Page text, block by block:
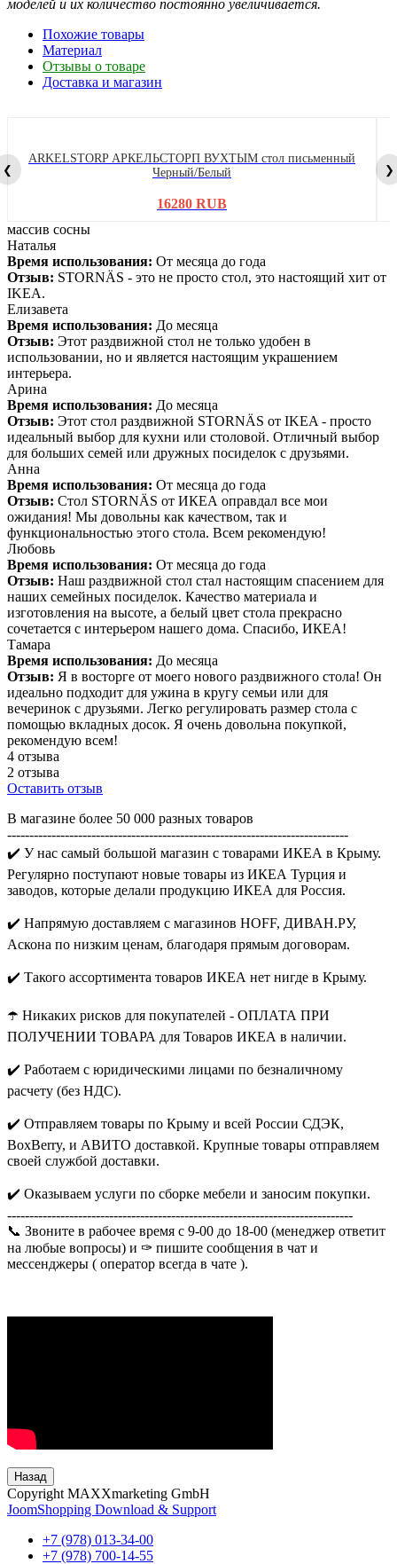
моделей и их количество постоянно увеличивается.
Похожие товары
Материал
Отзывы о товаре
Доставка и магазин
❮
ARKELSTORP АРКЕЛЬСТОРП ВУХТЫМ стол письменный
Черный/Белый
16280 RUB
❯
массив сосны
Наталья
Время использования: От месяца до года
Отзыв: STORNÄS - это не просто стол, это настоящий хит от
IKEA.
Елизавета
Время использования: До месяца
Отзыв: Этот раздвижной стол не только удобен в
использовании, но и является настоящим украшением
интерьера.
Арина
Время использования: До месяца
Отзыв: Этот стол раздвижной STORNÄS от IKEA - просто
идеальный выбор для кухни или столовой. Отличный выбор
для больших семей или дружных посиделок с друзьями.
Анна
Время использования: От месяца до года
Отзыв: Стол STORNÄS от ИКЕА оправдал все мои
ожидания! Мы довольны как качеством, так и
функциональностью этого стола. Всем рекомендую!
Любовь
Время использования: От месяца до года
Отзыв: Наш раздвижной стол стал настоящим спасением для
наших семейных посиделок. Качество материала и
изготовления на высоте, а белый цвет стола прекрасно
сочетается с интерьером нашего дома. Спасибо, ИКЕА!
Тамара
Время использования: До месяца
Отзыв: Я в восторге от моего нового раздвижного стола! Он
идеально подходит для ужина в кругу семьи или для
вечеринок с друзьями. Легко регулировать размер стола с
помощью вкладных досок. Я очень довольна покупкой,
рекомендую всем!
4 отзыва
2 отзыва
Оставить отзыв
В магазине более 50 000 разных товаров
-----------------------------------------------------------------------------
✔️ У нас самый большой магазин с товарами ИКЕА в Крыму.
Регулярно поступают новые товары из ИКЕА Турция и
заводов, которые делали продукцию ИКЕА для Россия.
✔️ Напрямую доставляем с магазинов HOFF, ДИВАН.РУ,
Аскона по низким ценам, благодаря прямым договорам.
✔️ Такого ассортимента товаров ИКЕА нет нигде в Крыму.
☂️ Никаких рисков для покупателей - ОПЛАТА ПРИ
ПОЛУЧЕНИИ ТОВАРА для Товаров ИКЕА в наличии.
✔️ Работаем с юридическими лицами по безналичному
расчету (без НДС).
✔️ Отправляем товары по Крыму и всей России СДЭК,
BoxBerry, и АВИТО доставкой. Крупные товары отправляем
своей службой доставки.
✔️ Оказываем услуги по сборке мебели и заносим покупки.
------------------------------------------------------------------------------
📞 Звоните в рабочее время с 9-00 до 18-00 (менеджер ответит
на любые вопросы) и ✑ пишите сообщения в чат и
мессенджеры ( оператор всегда в чате ).
Назад
Copyright MAXXmarketing GmbH
JoomShopping Download & Support
+7 (978) 013-34-00
+7 (978) 700-14-55